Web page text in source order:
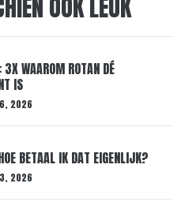
OOK LEUK
WAAROM ROTAN DÉ
IS
2026
BETAAL IK DAT EIGENLIJK?
2026